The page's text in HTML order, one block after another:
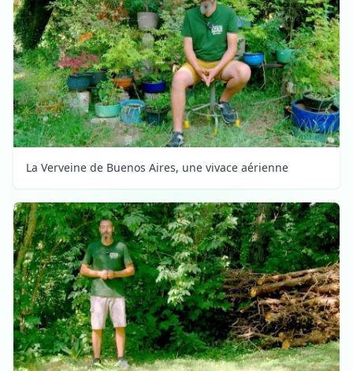
La Verveine de Buenos Aires, une vivace aérienne